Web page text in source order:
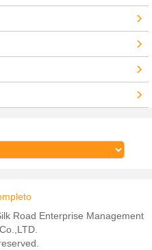
Road Enterprise Management